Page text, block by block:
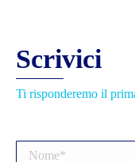
Scrivici
Ti risponderemo il